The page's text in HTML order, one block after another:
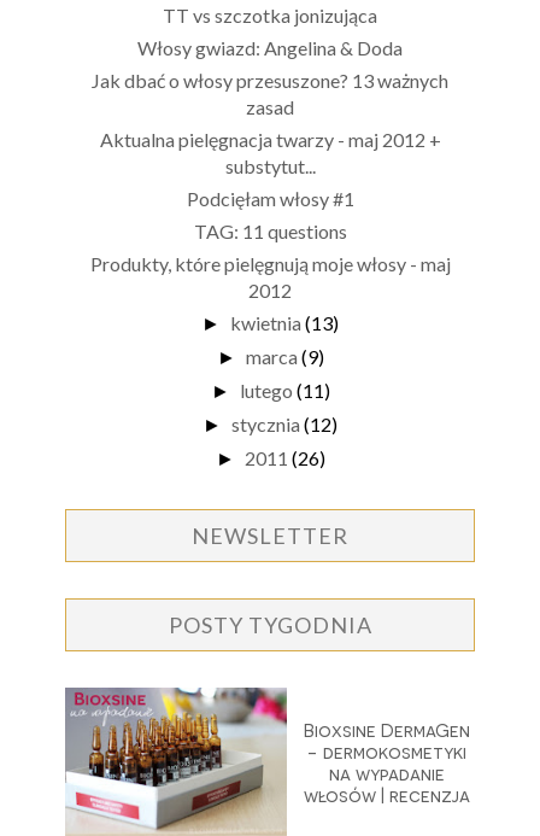
TT vs szczotka jonizująca
Włosy gwiazd: Angelina & Doda
Jak dbać o włosy przesuszone? 13 ważnych
zasad
Aktualna pielęgnacja twarzy - maj 2012 +
substytut...
Podcięłam włosy #1
TAG: 11 questions
Produkty, które pielęgnują moje włosy - maj
2012
► kwietnia (13)
► marca (9)
► lutego (11)
► stycznia (12)
► 2011 (26)
NEWSLETTER
POSTY TYGODNIA
Bioxsine DermaGen
- dermokosmetyki
na wypadanie
włosów | recenzja